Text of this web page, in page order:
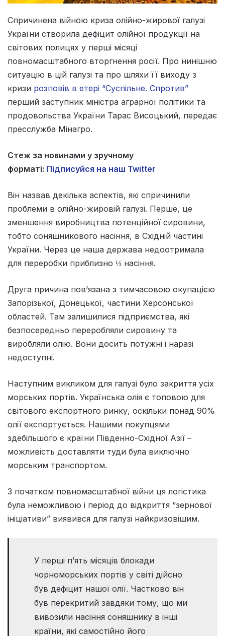
Спричинена війною криза олійно-жирової галузі
України створила дефіцит олійної продукції на
світових полицях у перші місяці
повномасштабного вторгнення росії. Про нинішню
ситуацію в цій галузі та про шляхи її виходу з
кризи розповів в етері “Суспільне. Спротив”
перший заступник міністра аграрної політики та
продовольства України Тарас Висоцький, передає
пресслужба Мінагро.
Стеж за новинами у зручному
форматі: Підписуйся на наш Twitter
Він назвав декілька аспектів, які спричинили
проблеми в олійно-жировій галузі. Перше, це
зменшення виробництва потенційної сировини,
тобто соняшникового насіння, в Східній частині
України. Через це наша держава недоотримала
для переробки приблизно ⅓ насіння.
Друга причина пов’язана з тимчасовою окупацією
Запорізької, Донецької, частини Херсонської
областей. Там залишилися підприємства, які
безпосередньо переробляли сировину та
виробляли олію. Вони досить потужні і наразі
недоступні.
Наступним викликом для галузі було закриття усіх
морських портів. Українська олія є топовою для
світового експортного ринку, оскільки понад 90%
олії експортується. Нашими покупцями
здебільшого є країни Південно-Східної Азії –
можливість доставляти туди була виключно
морським транспортом.
З початком повномасштабної війни ця логістика
була неможливою і період до відкриття “зернової
ініціативи” виявився для галузі найкризовішим.
У перші п’ять місяців блокади
чорноморських портів у світі дійсно
був дефіцит нашої олії. Частково він
був перекритий завдяки тому, що ми
вивозили насіння соняшнику в інші
країни, які самостійно його